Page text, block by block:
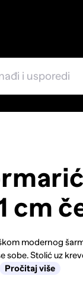
cm
modernog
sobe. Stolić uz
Pročitaj više